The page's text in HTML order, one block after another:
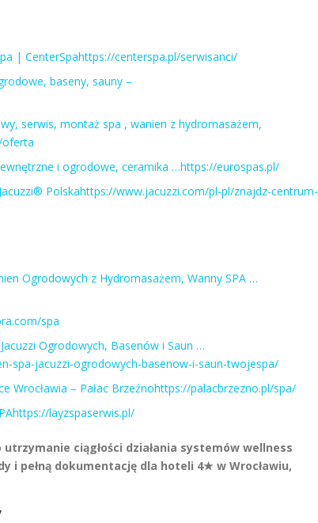
| CenterSpahttps://centerspa.pl/serwisanci/
baseny, sauny –
serwis, montaż spa , wanien z hydromasażem,
oferta
i ogrodowe, ceramika …https://eurospas.pl/
Polskahttps://www.jacuzzi.com/pl-pl/znajdz-centrum-
Ogrodowych z Hydromasażem, Wanny SPA …
spa
Ogrodowych, Basenów i Saun …
spa-jacuzzi-ogrodowych-basenow-i-saun-twojespa/
Wrocławia – Pałac Brzeźnohttps://palacbrzezno.pl/spa/
layzspaserwis.pl/
ciągłości działania systemów wellness
i pełną dokumentację dla hoteli 4★ w Wrocławiu,